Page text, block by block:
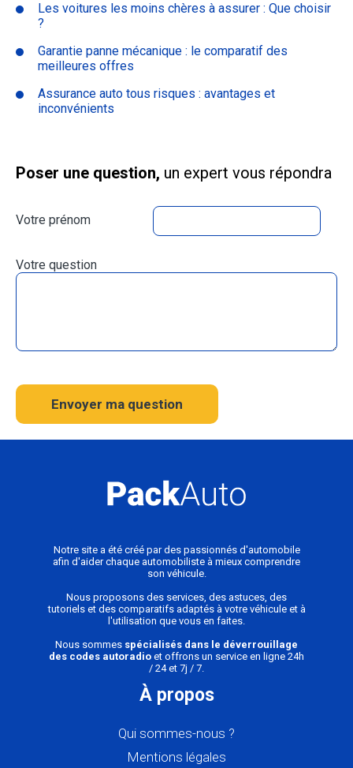
Les voitures les moins chères à assurer : Que choisir
?
Garantie panne mécanique : le comparatif des
meilleures offres
Assurance auto tous risques : avantages et
inconvénients
Poser une question, un expert vous répondra
Votre prénom
Votre question
Envoyer ma question
Notre site a été créé par des passionnés d'automobile
afin d'aider chaque automobiliste à mieux comprendre
son véhicule.
Nous proposons des services, des astuces, des
tutoriels et des comparatifs adaptés à votre véhicule et à
l'utilisation que vous en faites.
Nous sommes spécialisés dans le déverrouillage
des codes autoradio et offrons un service en ligne 24h
/ 24 et 7j / 7.
À propos
Qui sommes-nous ?
Mentions légales